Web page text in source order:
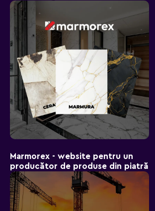
Marmorex - website pentru un
producător de produse din piatră